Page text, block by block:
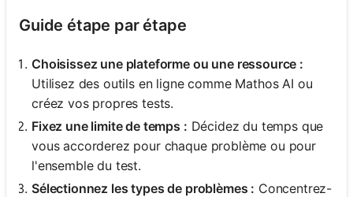
Guide étape par étape
Choisissez une plateforme ou une ressource :
Utilisez des outils en ligne comme Mathos AI ou
créez vos propres tests.
Fixez une limite de temps : Décidez du temps que
vous accorderez pour chaque problème ou pour
l'ensemble du test.
Sélectionnez les types de problèmes : Concentrez-